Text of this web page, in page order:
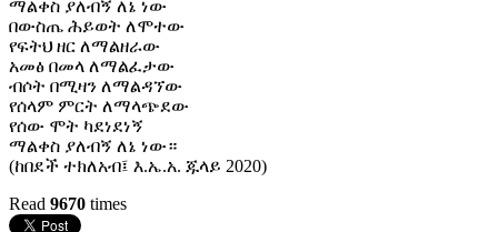
ማልቀስ ያለብኝ ለኔ ነው
በውስጤ ሕይወት ለሞተው
የፍትህ ዘር ለማልዘራው
አመፅ በመላ ለማልፈታው
ብሶት በሚዛን ለማልዳኘው
የሰላም ምርት ለማላጭደው
የሰው ሞት ካደነደነኝ
ማልቀስ ያለብኝ ለኔ ነው።
(ከበደች ተክለአብ፤ እ.ኤ.አ. ጁላይ 2020)
Read 9670 times